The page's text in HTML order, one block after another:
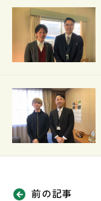
前の記事